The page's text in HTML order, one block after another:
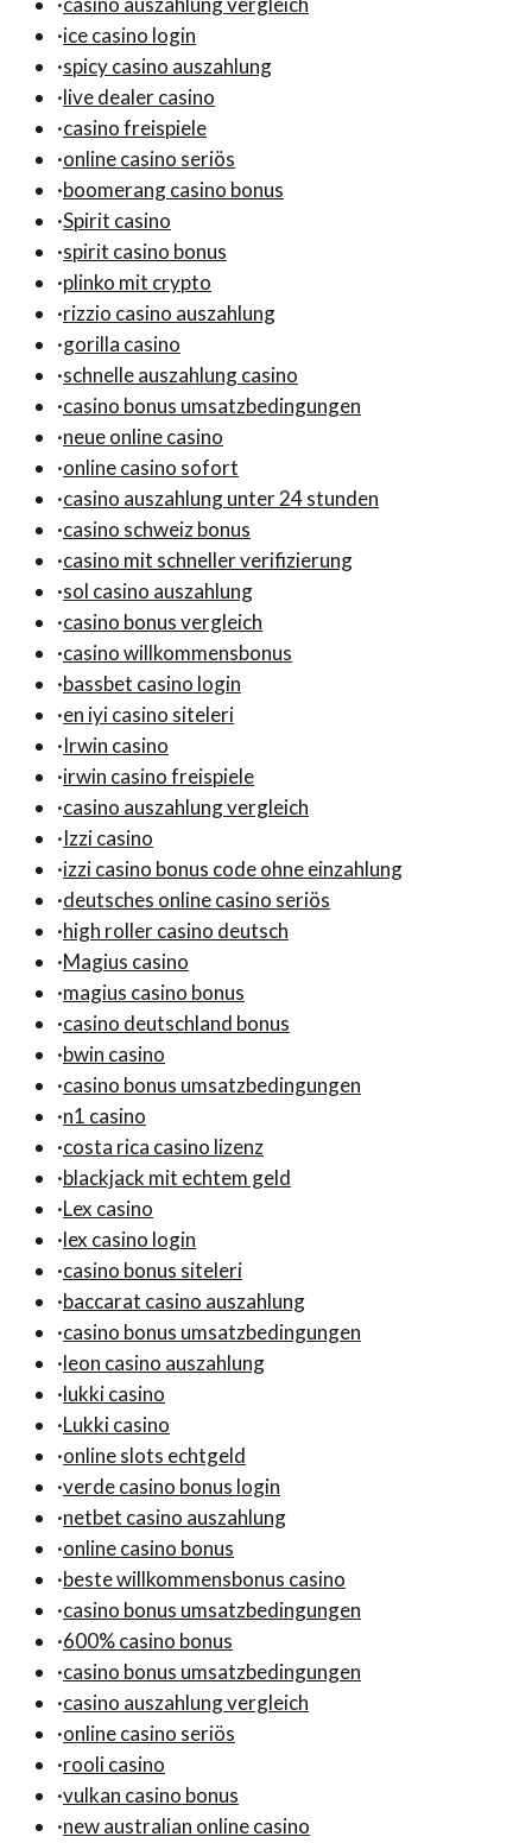
·ice casino login
·spicy casino auszahlung
·live dealer casino
·casino freispiele
·online casino seriös
·boomerang casino bonus
·Spirit casino
·spirit casino bonus
·plinko mit crypto
·rizzio casino auszahlung
·gorilla casino
·schnelle auszahlung casino
·casino bonus umsatzbedingungen
·neue online casino
·online casino sofort
·casino auszahlung unter 24 stunden
·casino schweiz bonus
·casino mit schneller verifizierung
·sol casino auszahlung
·casino bonus vergleich
·casino willkommensbonus
·bassbet casino login
·en iyi casino siteleri
·Irwin casino
·irwin casino freispiele
·casino auszahlung vergleich
·Izzi casino
·izzi casino bonus code ohne einzahlung
·deutsches online casino seriös
·high roller casino deutsch
·Magius casino
·magius casino bonus
·casino deutschland bonus
·bwin casino
·casino bonus umsatzbedingungen
·n1 casino
·costa rica casino lizenz
·blackjack mit echtem geld
·Lex casino
·lex casino login
·casino bonus siteleri
·baccarat casino auszahlung
·casino bonus umsatzbedingungen
·leon casino auszahlung
·lukki casino
·Lukki casino
·online slots echtgeld
·verde casino bonus login
·netbet casino auszahlung
·online casino bonus
·beste willkommensbonus casino
·casino bonus umsatzbedingungen
·600% casino bonus
·casino bonus umsatzbedingungen
·casino auszahlung vergleich
·online casino seriös
·rooli casino
·vulkan casino bonus
·new australian online casino